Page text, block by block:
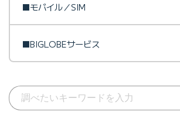
■モバイル／SIM
■BIGLOBEサービス